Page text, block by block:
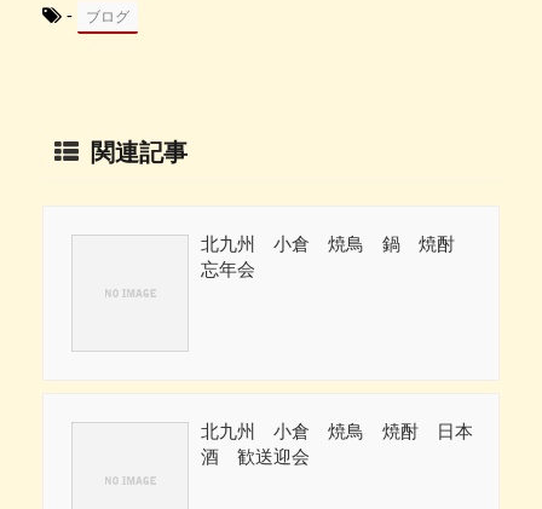
- ブログ
関連記事
北九州 小倉 焼鳥 鍋 焼酎
忘年会
北九州 小倉 焼鳥 焼酎 日本
酒 歓送迎会